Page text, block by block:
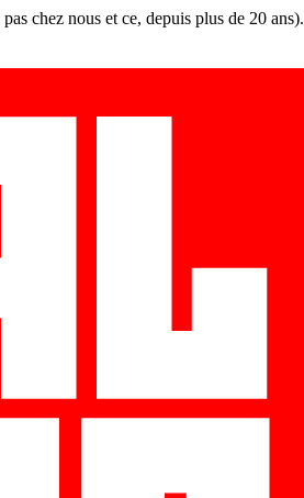
chez nous et ce, depuis plus de 20 ans).